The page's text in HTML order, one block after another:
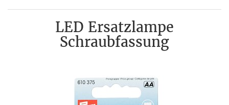
LED Ersatzlampe
Schraubfassung